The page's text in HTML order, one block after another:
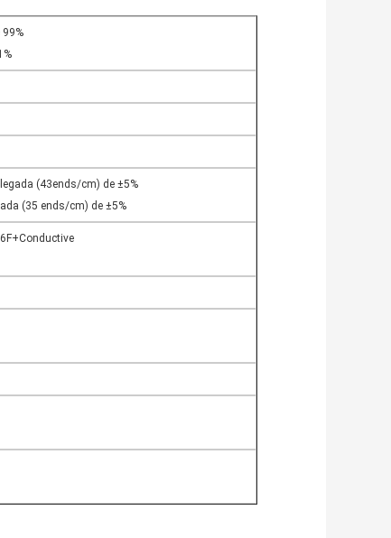
(43ends/cm) de ±5%
(35 ends/cm) de ±5%